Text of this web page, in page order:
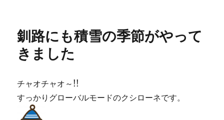
釧路にも積雪の季節がやって
きました
チャオチャオ～!!
すっかりグローバルモードのクシローネです。